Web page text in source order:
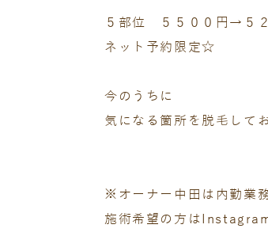
５部位 ５５００円→５
ネット予約限定☆
今のうちに
気になる箇所を脱毛し
※オーナー中田は内勤業
施術希望の方は